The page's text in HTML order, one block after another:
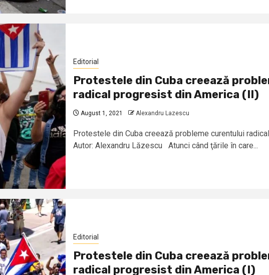
Editorial
Protestele din Cuba creează
radical progresist din America (II)
August 1, 2021 Alexandru Lazescu
Protestele din Cuba creează probleme curentului
Autor: Alexandru Lăzescu Atunci când ţările în care...
Editorial
Protestele din Cuba creează
radical progresist din America (I)